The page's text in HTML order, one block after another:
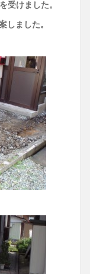
受けました。
しました。